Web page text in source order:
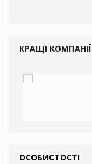
КРАЩІ КОМПАНІЇ
ОСОБИСТОСТІ